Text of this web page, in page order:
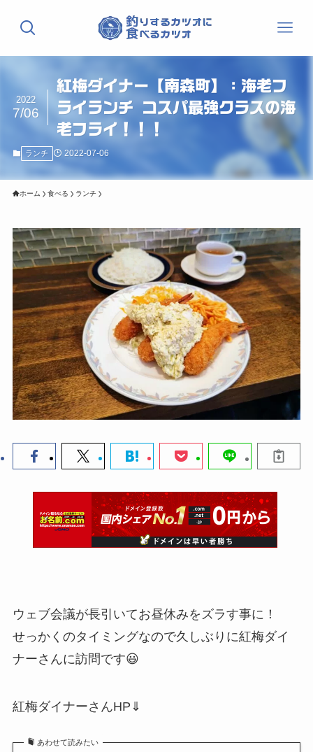
紅梅ダイナー【南森町】：海老フ
ライランチ コスパ最強クラスの海
老フライ！！！
2022
7/06
ランチ 2022-07-06
ホーム 食べる ランチ
ウェブ会議が長引いてお昼休みをズラす事に！
せっかくのタイミングなので久しぶりに紅梅ダイ
ナーさんに訪問です😃
紅梅ダイナーさんHP⇓
あわせて読みたい